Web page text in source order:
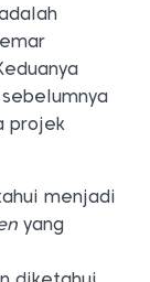
projek
menjadi
yang